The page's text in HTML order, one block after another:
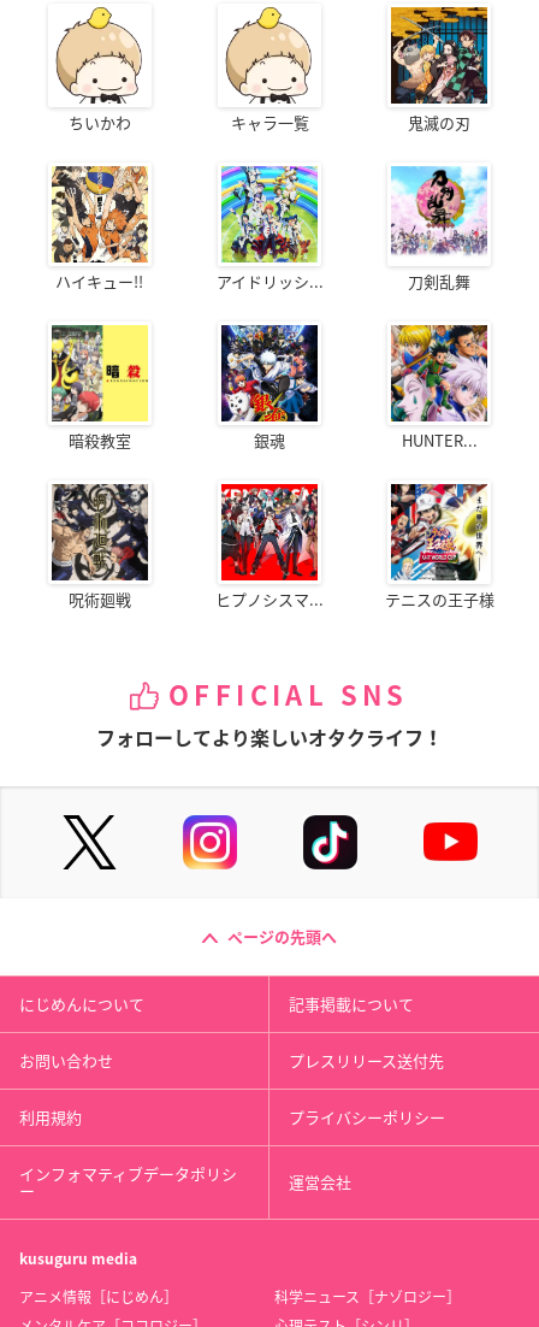
ちいかわ キャラ一覧 鬼滅の刃
ハイキュー!! アイドリッシ... 刀剣乱舞
暗殺教室 銀魂 HUNTER...
呪術廻戦 ヒプノシスマ... テニスの王子様
OFFICIAL SNS
フォローしてより楽しいオタクライフ！
ページの先頭へ
にじめんについて 記事掲載について
お問い合わせ プレスリリース送付先
利用規約 プライバシーポリシー
インフォマティブデータポリシ
ー 運営会社
kusuguru media
アニメ情報［にじめん］
科学ニュース［ナゾロジー］